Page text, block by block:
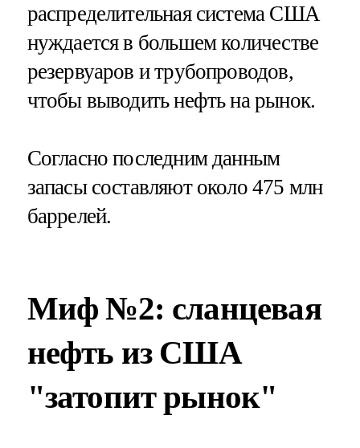
распределительная система США
нуждается в большем количестве
резервуаров и трубопроводов,
чтобы выводить нефть на рынок.
Согласно последним данным
запасы составляют около 475 млн
баррелей.
Миф №2: сланцевая
нефть из США
"затопит рынок"